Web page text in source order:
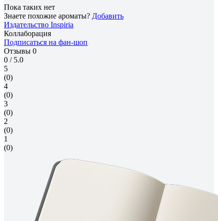
Пока таких нет
Знаете похожие ароматы? Добавить
Издательство Inspiria
Коллаборация
Подписаться на фан-шоп
Отзывы 0
0 / 5.0
5
(0)
4
(0)
3
(0)
2
(0)
1
(0)